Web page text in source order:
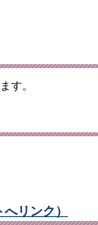
す。
リンク）